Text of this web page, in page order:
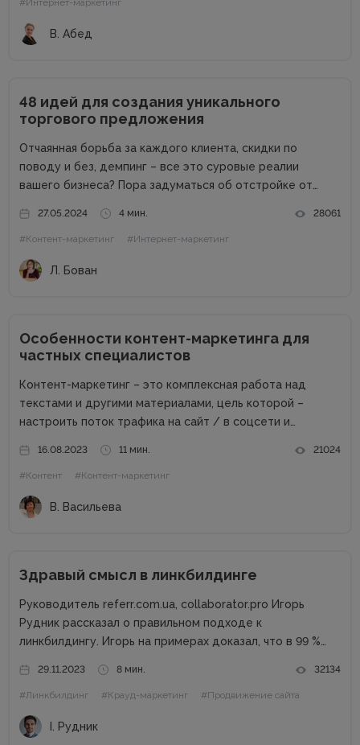
новую порцию...
#Интернет-маркетинг
В. Абед
48 идей для создания уникального
торгового предложения
Отчаянная борьба за каждого клиента, скидки по
поводу и без, демпинг – все это суровые реалии
вашего бизнеса? Пора задуматься об отстройке от
как выделиться среди аналогичных компаний, привлечь
внимание к продуктам...
27.05.2024 4 мин. 28061
#Контент-маркетинг #Интернет-маркетинг
Л. Бован
Особенности контент-маркетинга для
частных специалистов
Контент-маркетинг – это комплексная работа над
текстами и другими материалами, цель которой –
настроить поток трафика на сайт / в соцсети и
маркетинге для компаний в сети много. А вот как быть
частным специалистам, которые...
16.08.2023 11 мин. 21024
#Контент #Контент-маркетинг
В. Васильева
Здравый смысл в линкбилдинге
Руководитель referr.com.ua, collaborator.pro Игорь
Рудник рассказал о правильном подходе к
линкбилдингу. Игорь на примерах доказал, что в 99 %
Сайты можно продвигать множеством способов, среди
которых есть и PBN. При этом PBN разделяются...
29.11.2023 8 мин. 32134
#Линкбилдинг #Крауд-маркетинг #Продвижение сайта
І. Рудник